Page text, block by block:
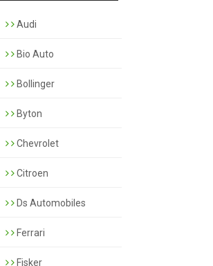
Audi
Bio Auto
Bollinger
Byton
Chevrolet
Citroen
Ds Automobiles
Ferrari
Fisker